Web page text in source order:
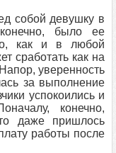
собой девушку в
было ее
как и в любой
сработать как на
уверенность
за выполнение
успокоились и
конечно,
даже пришлось
работы после